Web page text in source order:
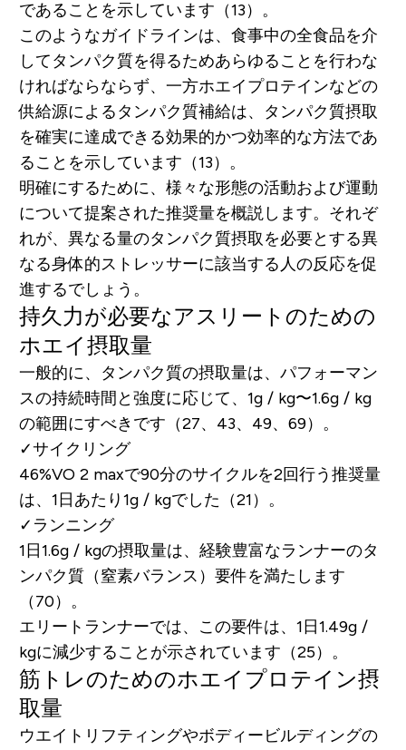
であることを示しています（13）。
このようなガイドラインは、食事中の全食品を介
してタンパク質を得るためあらゆることを行わな
ければならならず、一方ホエイプロテインなどの
供給源によるタンパク質補給は、タンパク質摂取
を確実に達成できる効果的かつ効率的な方法であ
ることを示しています（13）。
明確にするために、様々な形態の活動および運動
について提案された推奨量を概説します。それぞ
れが、異なる量のタンパク質摂取を必要とする異
なる身体的ストレッサーに該当する人の反応を促
進するでしょう。
持久力が必要なアスリートのための
ホエイ摂取量
一般的に、タンパク質の摂取量は、パフォーマン
スの持続時間と強度に応じて、1g / kg〜1.6g / kg
の範囲にすべきです（27、43、49、69）。
✓サイクリング
46%VO 2 maxで90分のサイクルを2回行う推奨量
は、1日あたり1g / kgでした（21）。
✓ランニング
1日1.6g / kgの摂取量は、経験豊富なランナーのタ
ンパク質（窒素バランス）要件を満たします
（70）。
エリートランナーでは、この要件は、1日1.49g /
kgに減少することが示されています（25）。
筋トレのためのホエイプロテイン摂
取量
ウエイトリフティングやボディービルディングの